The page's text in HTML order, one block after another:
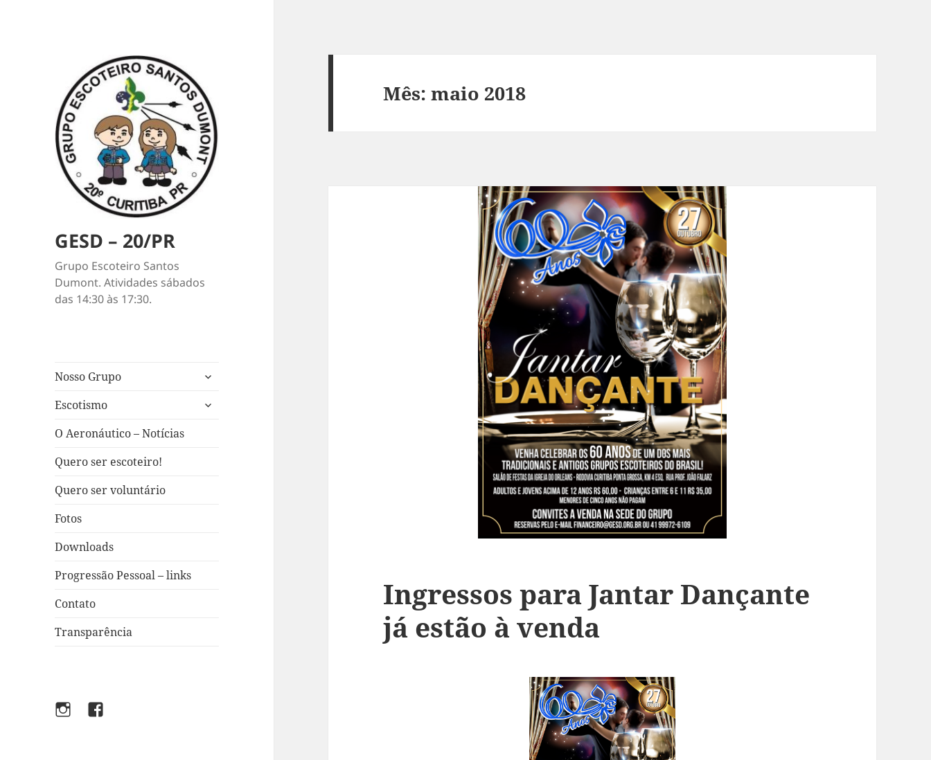
GESD – 20/PR
Grupo Escoteiro Santos
Dumont. Atividades sábados
das 14:30 às 17:30.
Nosso Grupo
expandir
Escotismo
expandir
O Aeronáutico – Notícias
Quero ser escoteiro!
Quero ser voluntário
Fotos
Downloads
Progressão Pessoal – links
Contato
Transparência
InstagramFacebook
Mês:maio 2018
Ingressos para Jantar Dançante
já estão à venda